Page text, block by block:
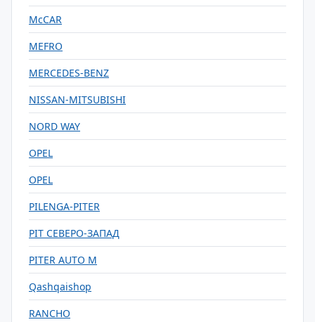
McCAR
MEFRO
MERCEDES-BENZ
NISSAN-MITSUBISHI
NORD WAY
OPEL
OPEL
PILENGA-PITER
PIT СЕВЕРО-ЗАПАД
PITER AUTO M
Qashqaishop
RANCHO